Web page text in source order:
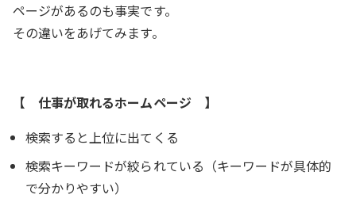
ページがあるのも事実です。
その違いをあげてみます。
【 仕事が取れるホームページ 】
検索すると上位に出てくる
検索キーワードが絞られている（キーワードが具体的
で分かりやすい）